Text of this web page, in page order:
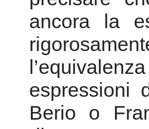
ancora la
espressioni
Berio o